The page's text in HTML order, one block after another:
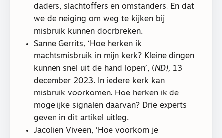
daders, slachtoffers en omstanders. En dat
we de neiging om weg te kijken bij
misbruik kunnen doorbreken.
Sanne Gerrits, ‘Hoe herken ik
machtsmisbruik in mijn kerk? Kleine dingen
kunnen snel uit de hand lopen’, (ND), 13
december 2023. In iedere kerk kan
misbruik voorkomen. Hoe herken ik de
mogelijke signalen daarvan? Drie experts
geven in dit artikel uitleg.
Jacolien Viveen, ‘Hoe voorkom je